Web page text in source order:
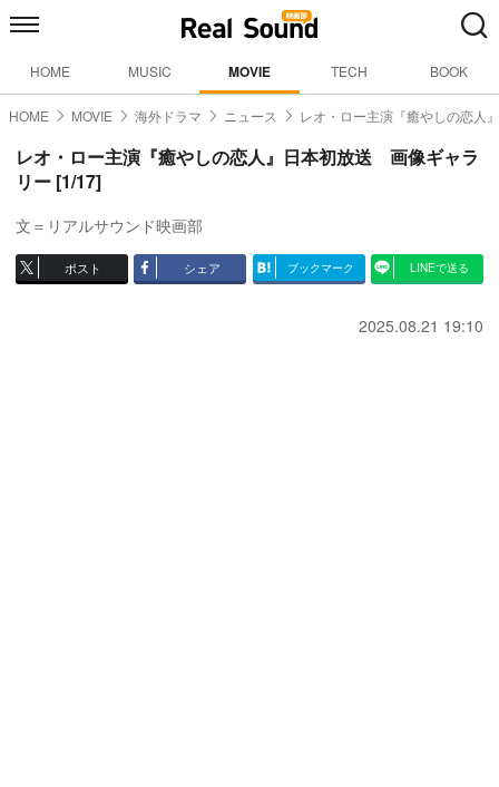
HOME MUSIC MOVIE TECH BOOK
HOME MOVIE 海外ドラマ ニュース レオ・ロー主演『癒やしの恋人
レオ・ロー主演『癒やしの恋人』日本初放送 画像ギャラ
リー [1/17]
文＝リアルサウンド映画部
ポスト シェア ブックマーク LINEで送る
2025.08.21 19:10